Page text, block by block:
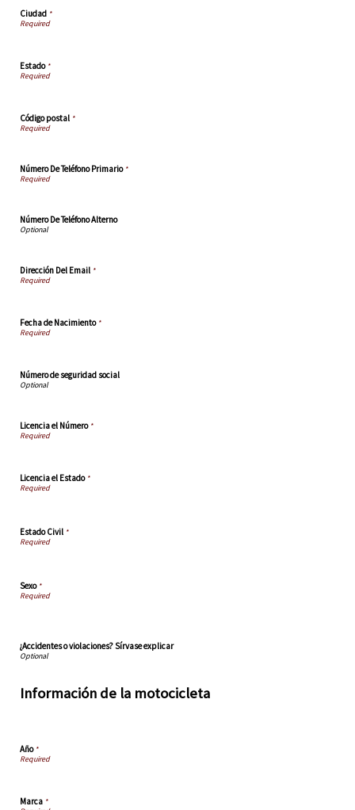
Ciudad *
Estado*
Código postal *
Número De Teléfono Primario*
Número De Teléfono Alterno
Dirección Del Email *
Fecha de Nacimiento*
Número de seguridad social
Licencia el Número*
Licencia el Estado*
Estado Civil *
Sexo*
¿Accidentes o violaciones? Sírvase explicar
Información de la motocicleta
Año*
Marca *